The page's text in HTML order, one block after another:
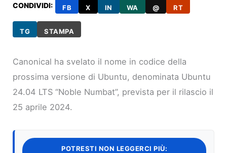
CONDIVIDI: FB X IN WA @ RT
TG STAMPA
Canonical ha svelato il nome in codice della
prossima versione di Ubuntu, denominata Ubuntu
24.04 LTS “Noble Numbat”, prevista per il rilascio il
25 aprile 2024.
POTRESTI NON LEGGERCI PIÙ: